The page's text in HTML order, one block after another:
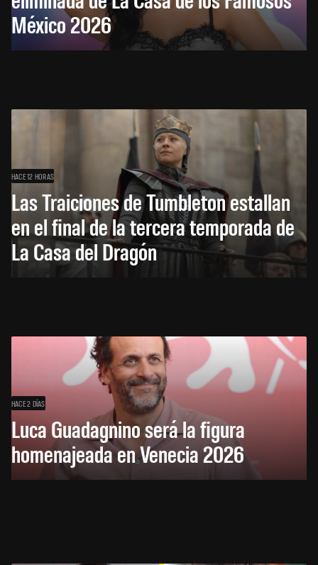
México 2026
HACE 12 HORAS
Las Traiciones de Tumbleton estallan
en el final de la tercera temporada de
La Casa del Dragón
HACE 2 DÍAS
Luca Guadagnino será la figura
homenajeada en Venecia 2026